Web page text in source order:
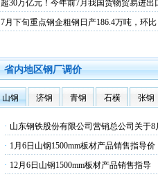
超30万亿元！今年前7月我国货物贸易进出
7月下旬重点钢企粗钢日产186.4万吨，环比
省内地区钢厂调价
山钢 济钢 青钢 石横 张钢
· 山东钢铁股份有限公司营销总公司关于8
· 1月6日山钢1500mm板材产品销售指导价
· 12月6日山钢1500mm板材产品销售指导